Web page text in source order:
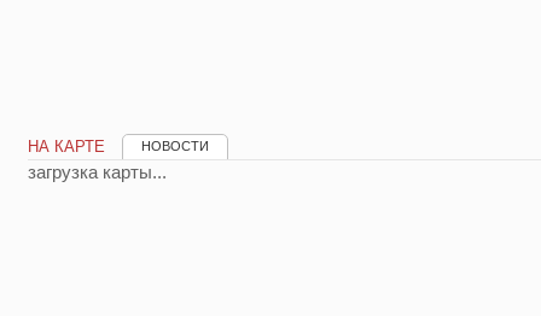
НА КАРТЕ НОВОСТИ
загрузка карты...